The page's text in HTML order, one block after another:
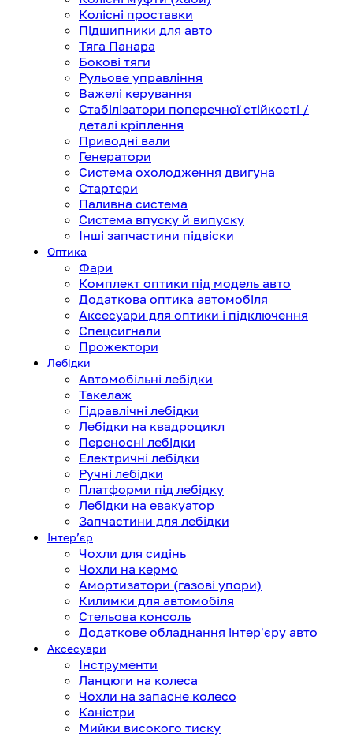
Колісні проставки
Підшипники для авто
Тяга Панара
Бокові тяги
Рульове управління
Важелі керування
Стабілізатори поперечної стійкості /
деталі кріплення
Приводні вали
Генератори
Система охолодження двигуна
Стартери
Паливна система
Система впуску й випуску
Інші запчастини підвіски
Оптика
Фари
Комплект оптики під модель авто
Додаткова оптика автомобіля
Аксесуари для оптики і підключення
Спецсигнали
Прожектори
Лебідки
Автомобільні лебідки
Такелаж
Гідравлічні лебідки
Лебідки на квадроцикл
Переносні лебідки
Електричні лебідки
Ручні лебідки
Платформи під лебідку
Лебідки на евакуатор
Запчастини для лебідки
Інтерʼєр
Чохли для сидінь
Чохли на кермо
Амортизатори (газові упори)
Килимки для автомобіля
Стельова консоль
Додаткове обладнання інтер'єру авто
Аксесуари
Інструменти
Ланцюги на колеса
Чохли на запасне колесо
Каністри
Мийки високого тиску